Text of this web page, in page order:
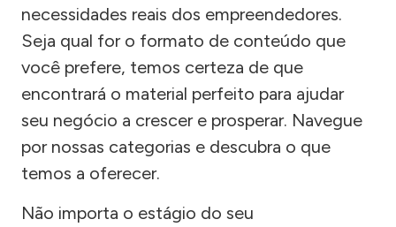
necessidades reais dos empreendedores.
Seja qual for o formato de conteúdo que
você prefere, temos certeza de que
encontrará o material perfeito para ajudar
seu negócio a crescer e prosperar. Navegue
por nossas categorias e descubra o que
temos a oferecer.
Não importa o estágio do seu